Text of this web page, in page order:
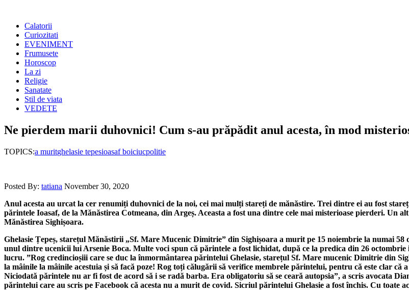
Calatorii
Curiozitati
EVENIMENT
Frumusete
Horoscop
La zi
Religie
Sanatate
Stil de viata
VEDETE
Ne pierdem marii duhovnici! Cum s-au prăpădit anul acesta, în mod
TOPICS:a muritghelasie tepesioasaf boiciucpolitie
Posted By: tatiana November 30, 2020
Anul acesta au urcat la cer renumiți duhovnici de la noi, cei mai mulți stareți de mănăstire. Trei dintre ei au fost
părintele Ioasaf, de la Mănăstirea Cotmeana, din Argeș. Aceasta a fost una dintre cele mai misterioase pierderi. Un
Mănăstirea Sighișoara.
Ghelasie Țepeș, starețul Mănăstirii „Sf. Mare Mucenic Dimitrie” din Sighișoara a murit pe 15 noiembrie la numai
unul dintre ucenicii lui Arsenie Boca. Multe voci spun că părintele a fost lichidat, după ce la predica din 26
lucru. ”Rog credincioșiii care se duc la înmormântarea părintelui Ghelasie, starețul Sf. Mare mucenic Dimitrie din
la mâinile la mâinile acestuia și să facă poze! Rog toți călugării să verifice membrele părintelui, pentru că este clar
Niciodată părintele nu ar fi fost de acord să i se radă barba. Era obligatoriu să se ceară autopsia”, a scris avocata
părintelui care au scris pe Facebook că acesta nu a murit de covid. Sicriul părintelui Ghelasie a fost închis. Cu toate